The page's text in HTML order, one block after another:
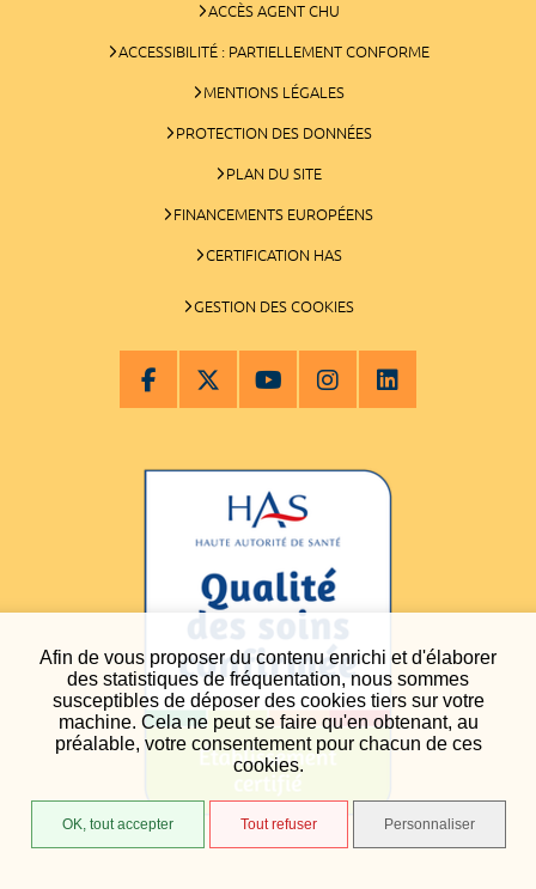
Afin de vous proposer du contenu enrichi et d'élaborer
des statistiques de fréquentation, nous sommes
susceptibles de déposer des cookies tiers sur votre
machine. Cela ne peut se faire qu'en obtenant, au
préalable, votre consentement pour chacun de ces
cookies.
OK, tout accepter Tout refuser Personnaliser
ACCÈS AGENT CHU
ACCESSIBILITÉ : PARTIELLEMENT CONFORME
MENTIONS LÉGALES
PROTECTION DES DONNÉES
PLAN DU SITE
FINANCEMENTS EUROPÉENS
CERTIFICATION HAS
GESTION DES COOKIES